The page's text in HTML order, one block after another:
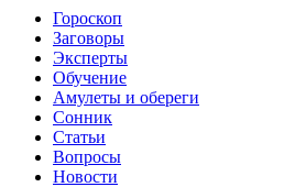
Гороскоп
Заговоры
Эксперты
Обучение
Амулеты и обереги
Сонник
Статьи
Вопросы
Новости